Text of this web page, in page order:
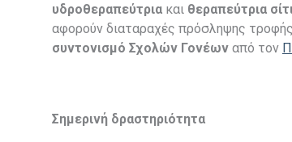
υδροθεραπεύτρια και θεραπεύτρια
αφορούν διαταραχές πρόσληψης τροφής
συντονισμό Σχολών Γονέων από τον
Σημερινή δραστηριότητα